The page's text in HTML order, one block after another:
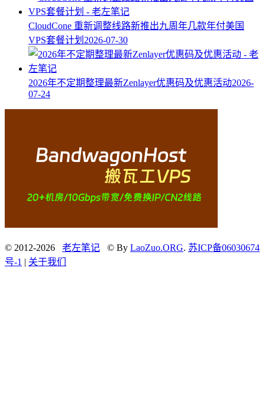
CloudCone 重新调整线路新推出九周年几款年付美国
VPS套餐计划 2026-07-30
2026年不定期整理最新Zenlayer优惠码及优惠活动2026-
07-24
© 2012-2026 老左笔记 © By LaoZuo.ORG. 苏ICP备06030674
号-1 | 关于我们